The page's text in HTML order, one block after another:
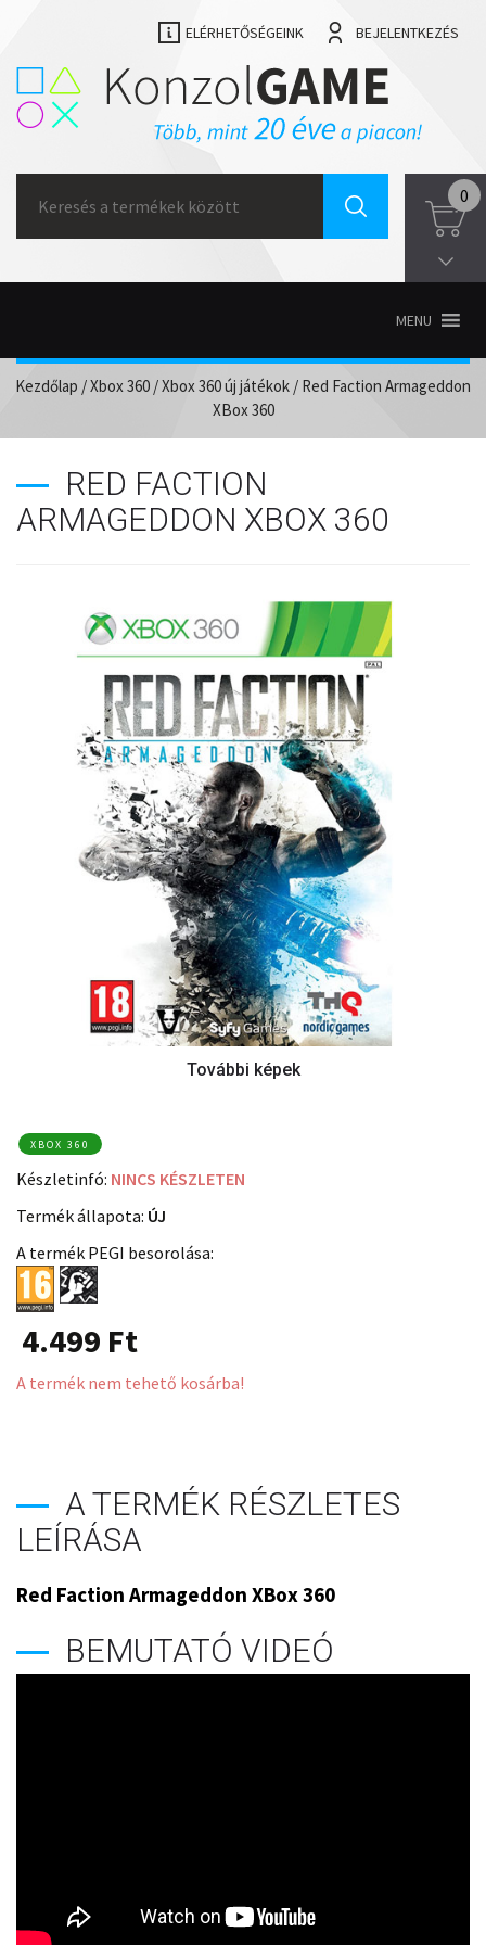
ELÉRHETŐSÉGEINK BEJELENTKEZÉS
for:
0
MENU
Kezdőlap /Xbox 360 /Xbox 360 új játékok / Red Faction Armageddon
XBox 360
RED FACTION
ARMAGEDDON XBOX 360
XBOX 360
Készletinfó: NINCS KÉSZLETEN
Termék állapota: ÚJ
A termék PEGI besorolása:
4.499 Ft
A termék nem tehető kosárba!
A TERMÉK RÉSZLETES
LEÍRÁSA
Red Faction Armageddon XBox 360
BEMUTATÓ VIDEÓ